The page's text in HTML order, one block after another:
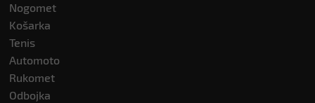
Nogomet
Košarka
Tenis
Automoto
Rukomet
Odbojka